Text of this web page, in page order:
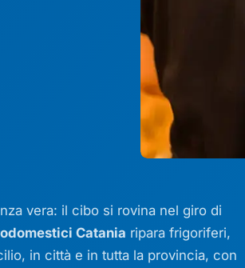
vera: il cibo si rovina nel giro di
Catania ripara frigoriferi,
in città e in tutta la provincia, con